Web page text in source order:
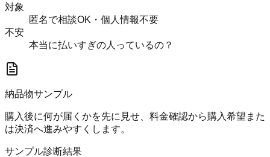
対象
匿名で相談OK・個人情報不要
不安
本当に払いすぎの人っているの？
納品物サンプル
購入後に何が届くかを先に見せ、料金確認から購入希望また
は決済へ進みやすくします。
サンプル診断結果